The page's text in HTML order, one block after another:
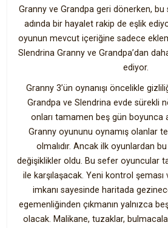
Granny ve Grandpa geri dönerken,
adında bir hayalet rakip de eşlik
oyunun mevcut içeriğine sadece
Slendrina Granny ve Grandpa’dan
ediyor.
Granny 3’ün oynanışı öncelikle
Grandpa ve Slendrina evde sürekli
onları tamamen beş gün boyunca
Granny oyununu oynamış olanlar
olmalıdır. Ancak ilk oyunlardan
değişiklikler oldu. Bu sefer oyuncular
ile karşılaşacak. Yeni kontrol
imkanı sayesinde haritada
egemenliğinden çıkmanın yalnızca
olacak. Malikane, tuzaklar,